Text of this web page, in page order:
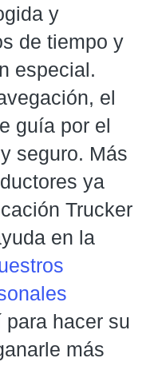
y
de tiempo y
especial.
el
guía por el
seguro. Más
ya
Trucker
en la
para hacer su
más